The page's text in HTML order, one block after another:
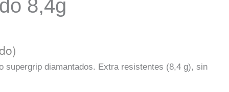
8,4g
supergrip diamantados. Extra resistentes (8,4 g), sin